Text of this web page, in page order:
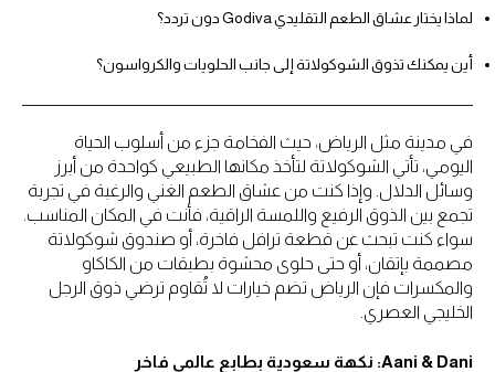
لماذا يختار عشاق الطعم التقليدي Godiva دون تردد؟
أين يمكنك تذوق الشوكولاتة إلى جانب الحلويات والكرواسون؟
في مدينة مثل الرياض، حيث الفخامة جزء من أسلوب الحياة
اليومي، تأتي الشوكولاتة لتأخذ مكانها الطبيعي كواحدة من أبرز
وسائل الدلال. وإذا كنت من عشاق الطعم الغني والرغبة في تجربة
تجمع بين الذوق الرفيع واللمسة الراقية، فأنت في المكان المناسب.
سواء كنت تبحث عن قطعة ترافل فاخرة، أو صندوق شوكولاتة
مصممة بإتقان، أو حتى حلوى محشوة بطبقات من الكاكاو
والمكسرات فإن الرياض تضم خيارات لا تُقاوم ترضي ذوق الرجل
الخليجي العصري.
Aani & Dani: نكهة سعودية بطابع عالمي فاخر